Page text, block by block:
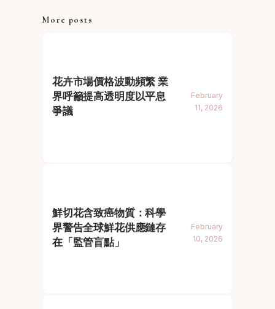
More posts
花卉市場價格波動頻繁 業
界呼籲提高透明度以平息
爭議
February
11, 2026
鮮切花含致癌物質：科學
界警告全球鮮花供應鏈存
在「監管盲點」
February
10, 2026